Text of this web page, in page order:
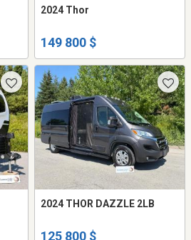
2024 Thor
149 800 $
2024 THOR DAZZLE 2LB
125 800 $